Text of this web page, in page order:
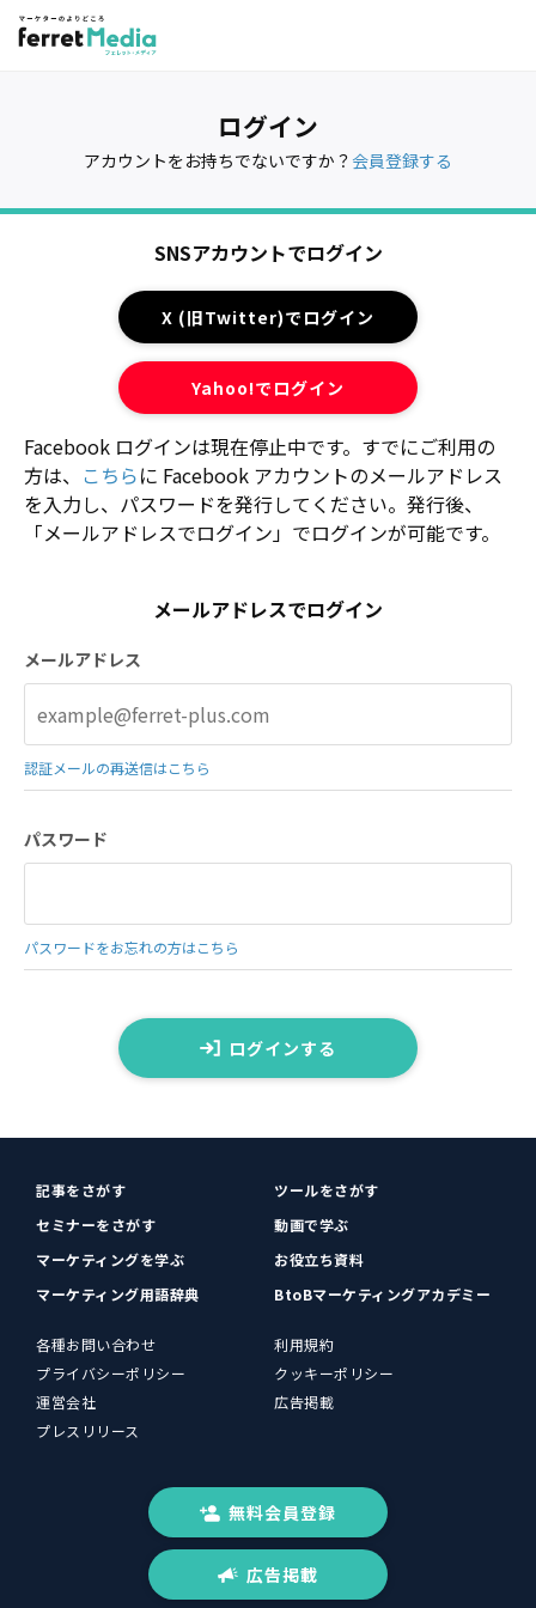
ログイン
アカウントをお持ちでないですか？ 会員登録する
SNSアカウントでログイン
X (旧Twitter)でログイン
Yahoo!でログイン
Facebook ログインは現在停止中です。すでにご利用の
方は、 こちらに Facebook アカウントのメールアドレス
を入力し、パスワードを発行してください。発行後、
「メールアドレスでログイン」でログインが可能です。
メールアドレスでログイン
メールアドレス
認証メールの再送信はこちら
パスワード
パスワードをお忘れの方はこちら
ログインする
記事をさがす
ツールをさがす
セミナーをさがす
動画で学ぶ
マーケティングを学ぶ
お役立ち資料
マーケティング用語辞典
BtoBマーケティングアカデミー
各種お問い合わせ
利用規約
プライバシーポリシー
クッキーポリシー
運営会社
広告掲載
プレスリリース
無料会員登録
広告掲載